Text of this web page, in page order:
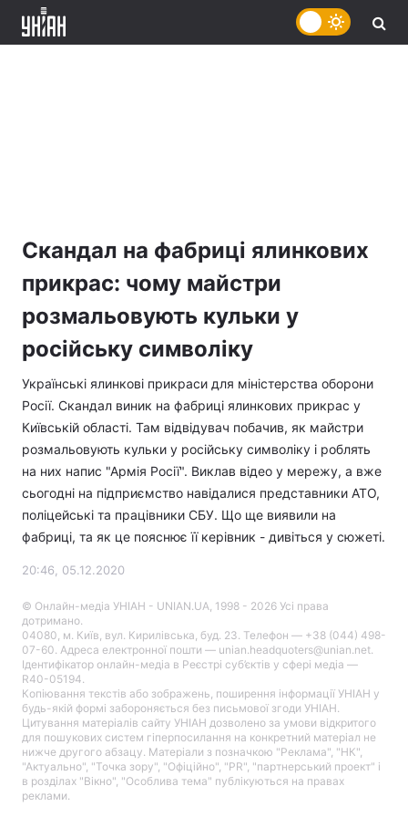
Скандал на фабриці ялинкових
прикрас: чому майстри
розмальовують кульки у
російську символіку
Українські ялинкові прикраси для міністерства оборони
Росії. Скандал виник на фабриці ялинкових прикрас у
Київській області. Там відвідувач побачив, як майстри
розмальовують кульки у російську символіку і роблять
на них напис "Армія Росії". Виклав відео у мережу, а вже
сьогодні на підприємство навідалися представники АТО,
поліцейські та працівники СБУ. Що ще виявили на
фабриці, та як це пояснює її керівник - дивіться у сюжеті.
20:46, 05.12.2020
© Онлайн-медіа УНІАН - UNIAN.UA, 1998 - 2026 Усі права
дотримано.
04080, м. Київ, вул. Кирилівська, буд. 23. Телефон — +38 (044) 498-
07-60. Адреса електронної пошти — unian.headquoters@unian.net.
Ідентифікатор онлайн-медіа в Реєстрі суб’єктів у сфері медіа —
R40-05194.
Копіювання текстів або зображень, поширення інформації УНІАН у
будь-якій формі забороняється без письмової згоди УНІАН.
Цитування матеріалів сайту УНІАН дозволено за умови відкритого
для пошукових систем гіперпосилання на конкретний матеріал не
нижче другого абзацу. Матеріали з позначкою "Реклама", "НК",
"Актуально", "Точка зору", "Офіційно", "PR", "партнерський проект" і
в розділах "Вікно", "Особлива тема" публікуються на правах
реклами.